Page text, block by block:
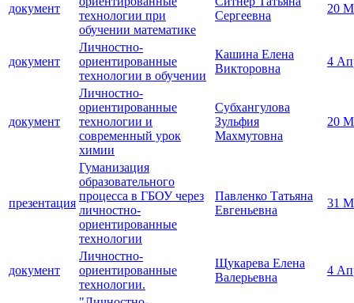
документ
технологии при
обучении математике
Сергеевна
20
документ
Личностно-
ориентированные
технологии в обучении
Кашина Елена
Викторовна
4
документ
Личностно-
ориентированные
технологии и
современный урок
химии
Субхангулова
Зульфия
Махмутовна
20
презентация
Гуманизация
образовательного
процесса в ГБОУ через
личностно-
ориентированные
технологии
Павленко Татьяна
Евгеньевна
31
документ
Личностно-
ориентированные
технологии.
Щукарева Елена
Валерьевна
4